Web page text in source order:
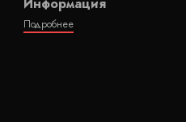
Подробнее